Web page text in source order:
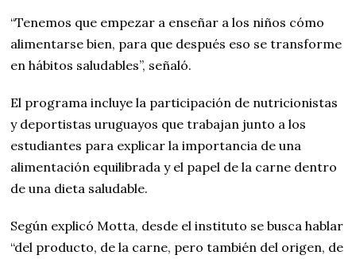
“Tenemos que empezar a enseñar a los niños cómo
alimentarse bien, para que después eso se transforme
en hábitos saludables”, señaló.
El programa incluye la participación de nutricionistas
y deportistas uruguayos que trabajan junto a los
estudiantes para explicar la importancia de una
alimentación equilibrada y el papel de la carne dentro
de una dieta saludable.
Según explicó Motta, desde el instituto se busca hablar
“del producto, de la carne, pero también del origen, de